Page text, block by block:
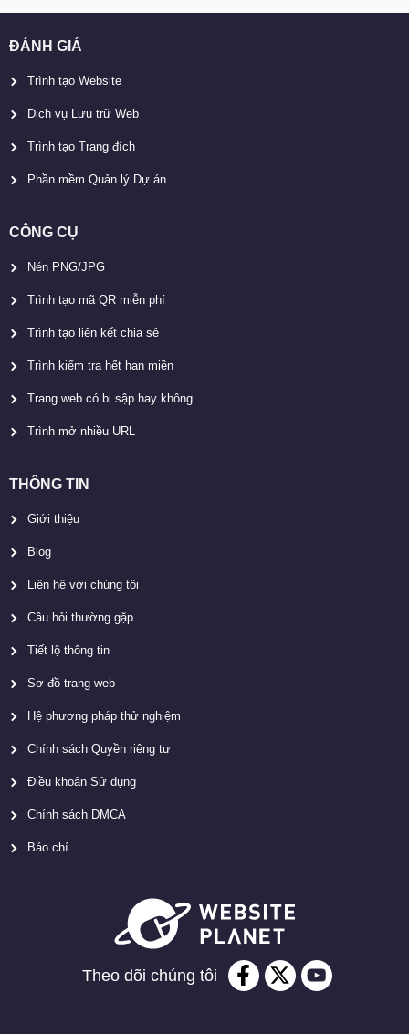
ĐÁNH GIÁ
Trình tạo Website
Dịch vụ Lưu trữ Web
Trình tạo Trang đích
Phần mềm Quản lý Dự án
CÔNG CỤ
Nén PNG/JPG
Trình tạo mã QR miễn phí
Trình tạo liên kết chia sẻ
Trình kiểm tra hết hạn miền
Trang web có bị sập hay không
Trình mở nhiều URL
THÔNG TIN
Giới thiệu
Blog
Liên hệ với chúng tôi
Câu hỏi thường gặp
Tiết lộ thông tin
Sơ đồ trang web
Hệ phương pháp thử nghiệm
Chính sách Quyền riêng tư
Điều khoản Sử dụng
Chính sách DMCA
Báo chí
Theo dõi chúng tôi